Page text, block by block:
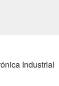
Industrial